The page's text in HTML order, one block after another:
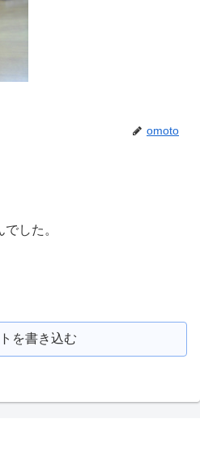
omoto
した。
を書き込む